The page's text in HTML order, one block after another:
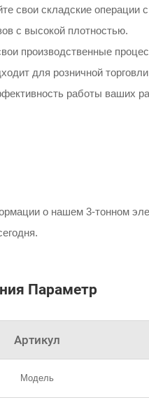
свои складские операции
с высокой плотностью.
производственные
для розничной
работы ваших
о нашем 3-тонном
Параметр
Артикул
Модель